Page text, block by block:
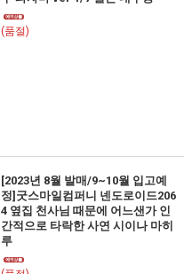
(품절)
[2023년 8월 발매/9~10월 입고예
정]굿스마일컴퍼니 넨도로이드206
4 옆집 천사님 때문에 어느샌가 인
간적으로 타락한 사연 시이나 마히
루